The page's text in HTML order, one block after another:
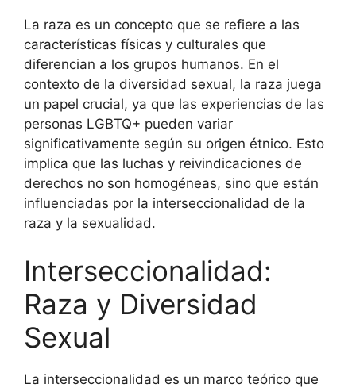
La raza es un concepto que se refiere a las
características físicas y culturales que
diferencian a los grupos humanos. En el
contexto de la diversidad sexual, la raza juega
un papel crucial, ya que las experiencias de las
personas LGBTQ+ pueden variar
significativamente según su origen étnico. Esto
implica que las luchas y reivindicaciones de
derechos no son homogéneas, sino que están
influenciadas por la interseccionalidad de la
raza y la sexualidad.
Interseccionalidad:
Raza y Diversidad
Sexual
La interseccionalidad es un marco teórico que